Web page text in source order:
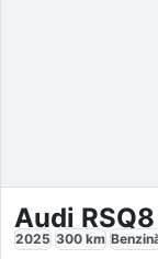
Audi
2025 300 km